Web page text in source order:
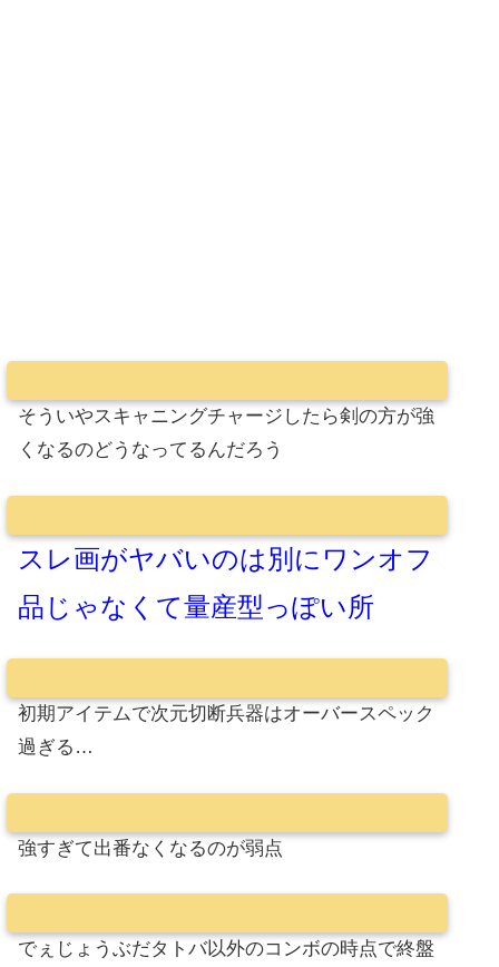
そういやスキャニングチャージしたら剣の方が強
くなるのどうなってるんだろう
スレ画がヤバいのは別にワンオフ
品じゃなくて量産型っぽい所
初期アイテムで次元切断兵器はオーバースペック
過ぎる…
強すぎて出番なくなるのが弱点
でぇじょうぶだタトバ以外のコンボの時点で終盤